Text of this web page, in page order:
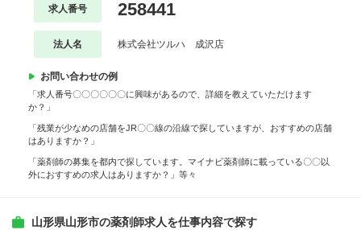
求人番号 258441
法人名 株式会社ツルハ 成沢店
お問い合わせの例
「求人番号〇〇〇〇〇〇に興味があるので、詳細を教えていただけます
か？」
「残業が少なめの店舗をJR〇〇線の沿線で探していますが、おすすめの店舗
はありますか？」
「薬剤師の募集を都内で探しています。マイナビ薬剤師に載っている〇〇以
外におすすめの求人はありますか？」等々
山形県山形市の薬剤師求人を仕事内容で探す